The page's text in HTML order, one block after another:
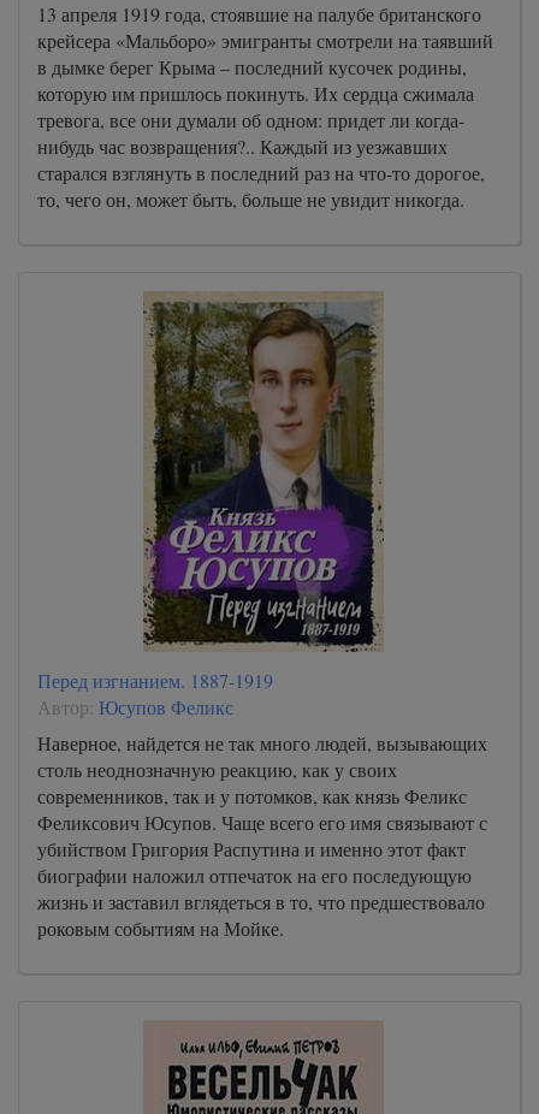
13 апреля 1919 года, стоявшие на палубе британского
крейсера «Мальборо» эмигранты смотрели на таявший
в дымке берег Крыма – последний кусочек родины,
которую им пришлось покинуть. Их сердца сжимала
тревога, все они думали об одном: придет ли когда-
нибудь час возвращения?.. Каждый из уезжавших
старался взглянуть в последний раз на что-то дорогое,
то, чего он, может быть, больше не увидит никогда.
Перед изгнанием. 1887-1919
Автор: Юсупов Феликс
Наверное, найдется не так много людей, вызывающих
столь неоднозначную реакцию, как у своих
современников, так и у потомков, как князь Феликс
Феликсович Юсупов. Чаще всего его имя связывают с
убийством Григория Распутина и именно этот факт
биографии наложил отпечаток на его последующую
жизнь и заставил вглядеться в то, что предшествовало
роковым событиям на Мойке.